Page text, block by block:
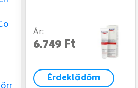
Ár:
6.749 Ft
Érdeklődöm